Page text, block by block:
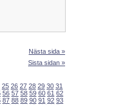
Nästa sida »
Sista sidan »
25 26 27 28 29 30 31
56 57 58 59 60 61 62
87 88 89 90 91 92 93